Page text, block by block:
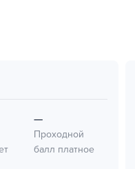
—
Проходной
балл платное